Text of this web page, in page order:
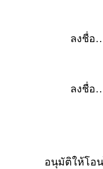
ลงชื่
ลงชื่
อนุมัติให้โอน